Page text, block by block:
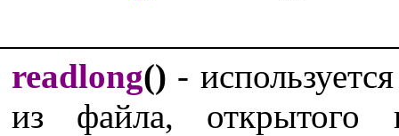
readlong() -
из файла, открытого